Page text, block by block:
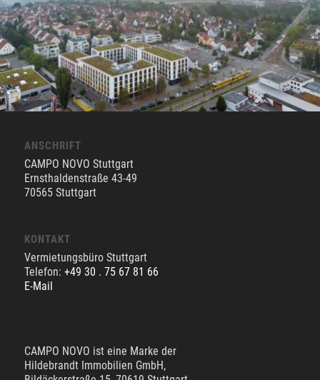
ANSCHRIFT
CAMPO NOVO Stuttgart
Ernsthaldenstraße 43-49
70565 Stuttgart
KONTAKT
Vermietungsbüro Stuttgart
Telefon: +49 30 . 75 67 81 66
E-Mail
CAMPO NOVO ist eine Marke der
Hildebrandt Immobilien GmbH,